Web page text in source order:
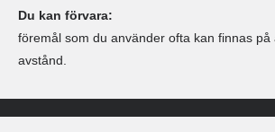
Du kan förvara:
föremål som du använder ofta kan finnas på
avstånd.